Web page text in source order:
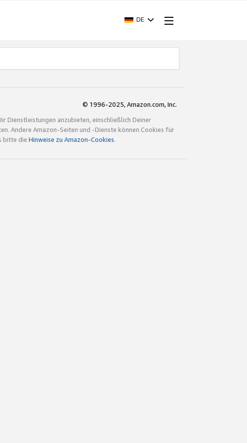
DE
© 1996-2025, Amazon.com, Inc.
Dienstleistungen anzubieten, einschließlich Deiner
Andere Amazon-Seiten und -Dienste können Cookies für
bitte die Hinweise zu Amazon-Cookies.